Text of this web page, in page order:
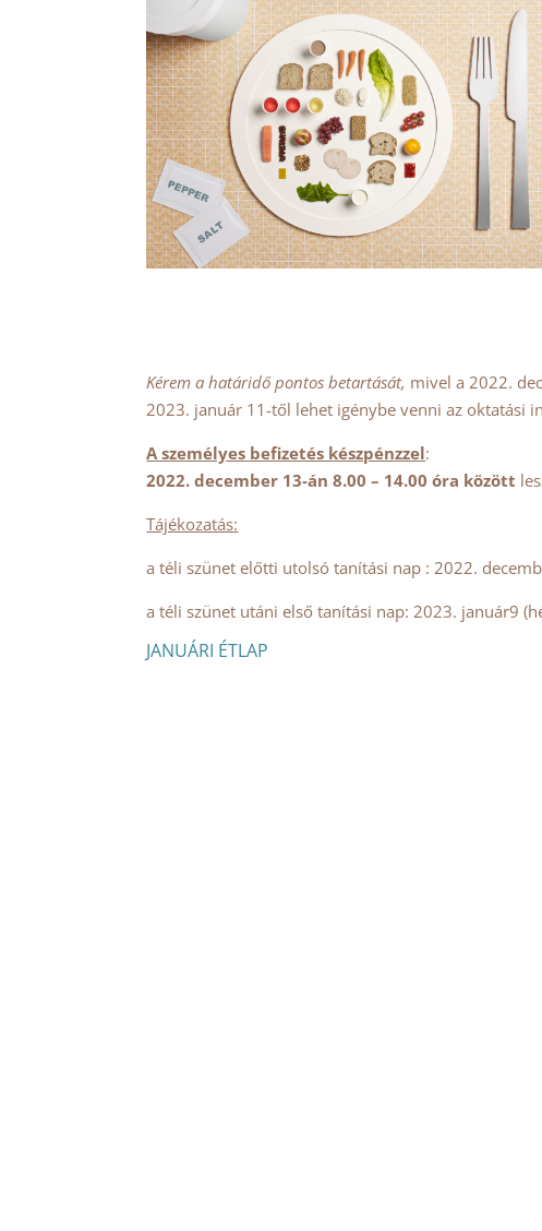
Kérem a határidő pontos betartását, mivel a 2022.
2023. január 11-től lehet igénybe venni az oktatási
A személyes befizetés készpénzzel:
2022. december 13-án 8.00 – 14.00 óra között
Tájékozatás:
a téli szünet előtti utolsó tanítási nap : 2022.
a téli szünet utáni első tanítási nap: 2023. január9
JANUÁRI ÉTLAP